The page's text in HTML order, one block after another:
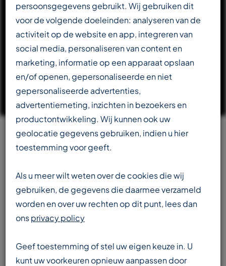
LEES VERDER OVER T-REX
Team
beschikbaar in meerdere talen
Enorme voorraad
transportbanden en componenten
persoonsgegevens gebruikt. Wij gebruiken dit
voor de volgende doeleinden: analyseren van de
activiteit op de website en app, integreren van
social media, personaliseren van content en
marketing, informatie op een apparaat opslaan
en/of openen, gepersonaliseerde en niet
gepersonaliseerde advertenties,
advertentiemeting, inzichten in bezoekers en
productontwikkeling. Wij kunnen ook uw
geolocatie gegevens gebruiken, indien u hier
toestemming voor geeft.
Als u meer wilt weten over de cookies die wij
gebruiken, de gegevens die daarmee verzameld
worden en over uw rechten op dit punt, lees dan
onsprivacy policy
Geef toestemming of stel uw eigen keuze in. U
kunt uw voorkeuren opnieuw aanpassen door